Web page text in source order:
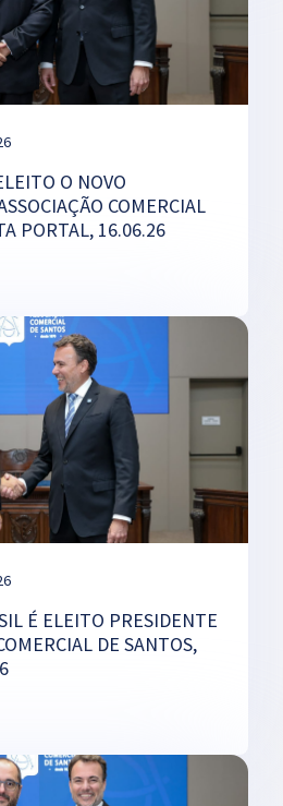
O NOVO
COMERCIAL
PORTAL, 16.06.26
É ELEITO PRESIDENTE
DE SANTOS,